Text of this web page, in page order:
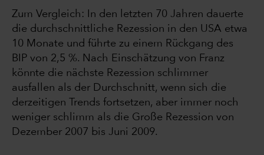
Zum Vergleich: In den letzten 70 Jahren dauerte
die durchschnittliche Rezession in den USA etwa
10 Monate und führte zu einem Rückgang des
BIP von 2,5 %. Nach Einschätzung von Franz
könnte die nächste Rezession schlimmer
ausfallen als der Durchschnitt, wenn sich die
derzeitigen Trends fortsetzen, aber immer noch
weniger schlimm als die Große Rezession von
Dezember 2007 bis Juni 2009.